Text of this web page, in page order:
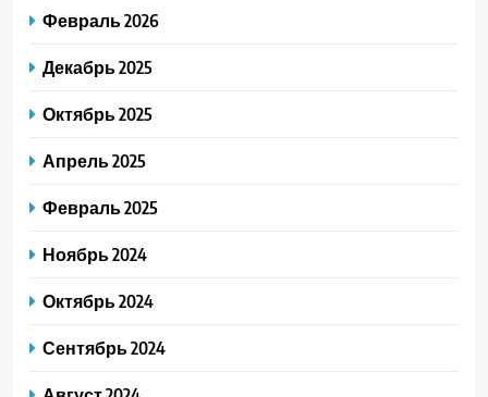
Февраль 2026
Декабрь 2025
Октябрь 2025
Апрель 2025
Февраль 2025
Ноябрь 2024
Октябрь 2024
Сентябрь 2024